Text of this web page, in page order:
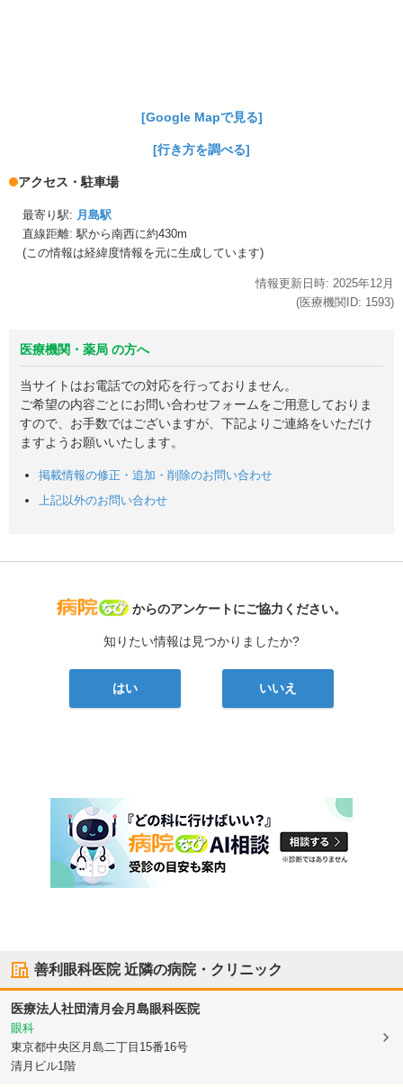
[Google Mapで見る]
[行き方を調べる]
アクセス・駐車場
最寄り駅: 月島駅
直線距離: 駅から南西に約430m
(この情報は経緯度情報を元に生成しています)
情報更新日時: 2025年12月
(医療機関ID: 1593)
医療機関・薬局 の方へ
当サイトはお電話での対応を行っておりません。
ご希望の内容ごとにお問い合わせフォームをご用意しておりま
すので、お手数ではございますが、下記よりご連絡をいただけ
ますようお願いいたします。
掲載情報の修正・追加・削除のお問い合わせ
上記以外のお問い合わせ
病院なび
からのアンケートにご協力ください。
知りたい情報は見つかりましたか?
はい いいえ
善利眼科医院近隣の病院・クリニック
医療法人社団清月会月島眼科医院
眼科
東京都中央区 月島二丁目15番16号
清月ビル1階